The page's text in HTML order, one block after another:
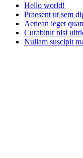
Hello world!
Praesent ut sem
Aenean ieget
Curabitur nisi
Nullam suscipit